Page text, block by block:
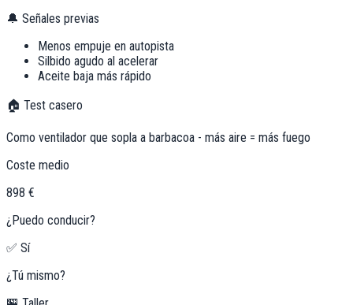
🔔 Señales previas
Menos empuje en autopista
Silbido agudo al acelerar
Aceite baja más rápido
🏠 Test casero
Como ventilador que sopla a barbacoa - más aire = más fuego
Coste medio
898 €
¿Puedo conducir?
✅ Sí
¿Tú mismo?